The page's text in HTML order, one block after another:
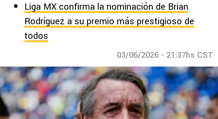
Liga MX confirma la nominación de Brian
Rodríguez a su premio más prestigioso de
todos
03/06/2026 - 21:37hs CST